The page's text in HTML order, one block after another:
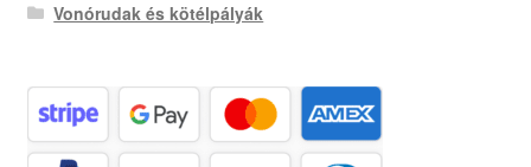
Vonórudak és kötélpályák